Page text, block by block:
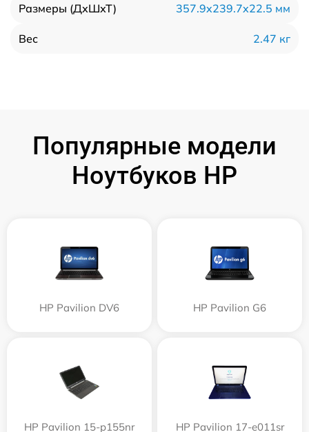
Размеры (ДхШхТ) 357.9x239.7x22.5 мм
Вес 2.47 кг
Популярные модели
Ноутбуков HP
HP Pavilion DV6 HP Pavilion G6
HP Pavilion 15-p155nr HP Pavilion 17-e011sr